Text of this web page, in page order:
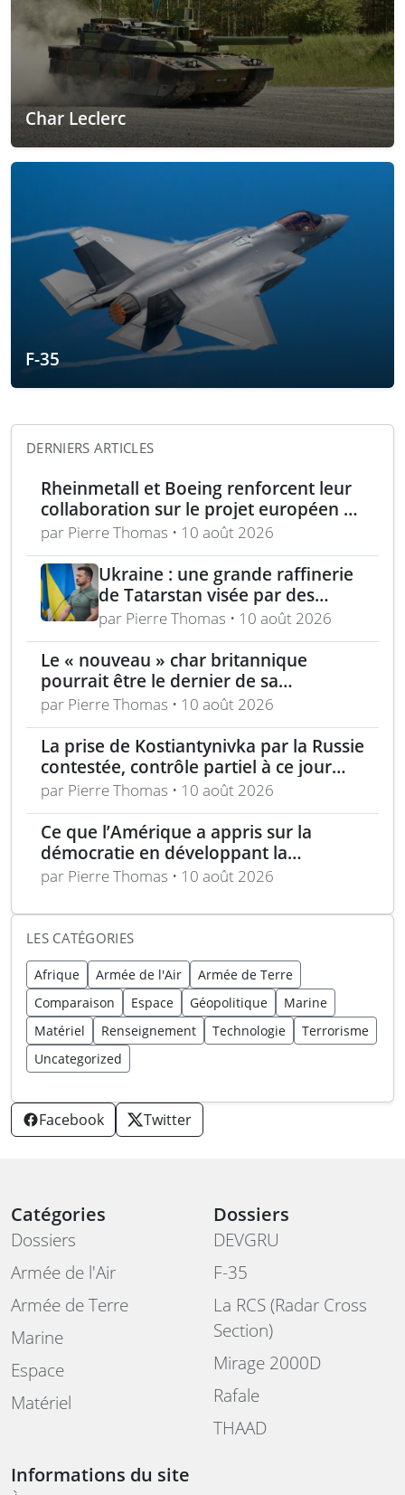
Char Leclerc
F-35
DERNIERS ARTICLES
Rheinmetall et Boeing renforcent leur
collaboration sur le projet européen de
drone de combat CCA
par Pierre Thomas • 10 août 2026
Ukraine : une grande raffinerie
de Tatarstan visée par des
bombardements
par Pierre Thomas • 10 août 2026
Le « nouveau » char britannique
pourrait être le dernier de sa
génération
par Pierre Thomas • 10 août 2026
La prise de Kostiantynivka par la Russie
contestée, contrôle partiel à ce jour
selon Londres
par Pierre Thomas • 10 août 2026
Ce que l’Amérique a appris sur la
démocratie en développant la
technologie furtive
par Pierre Thomas • 10 août 2026
LES CATÉGORIES
Afrique Armée de l'Air
Armée de Terre
Comparaison
Espace Géopolitique
Marine
Matériel
Renseignement Technologie
Terrorisme
Uncategorized
Facebook Twitter
Catégories
Dossiers
Armée de l'Air
Armée de Terre
Marine
Espace
Matériel
Dossiers
DEVGRU
F-35
La RCS (Radar Cross
Section)
Mirage 2000D
Rafale
THAAD
Informations du site